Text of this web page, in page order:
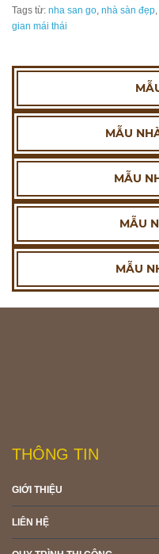
Tags từ: nha san go, nhà sàn đẹp,
gian mái thái
MẪU
MẪU
MẪU
MẪU
THÔNG TIN
GIỚI THIỆU
LIÊN HỆ